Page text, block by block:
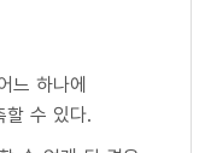
느 하나에
할 수 있다.